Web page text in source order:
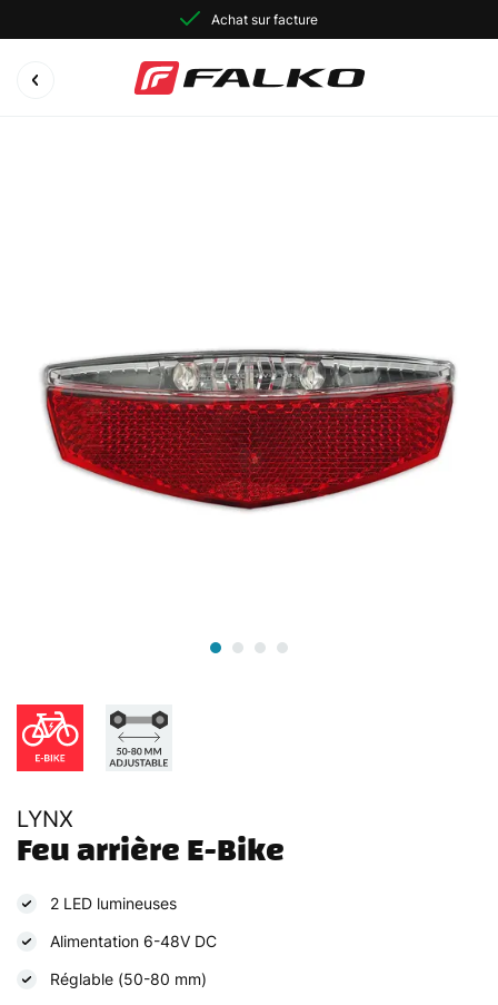
Achat sur facture
LYNX
Feu arrière E-Bike
2 LED lumineuses
Alimentation 6-48V DC
Réglable (50-80 mm)